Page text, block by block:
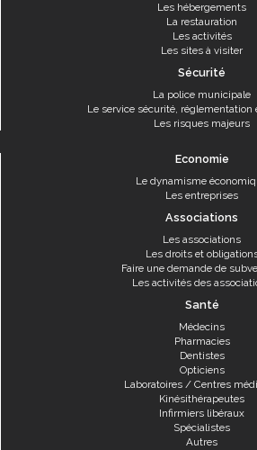
Les hébergements
La restauration
Les activités
Les sites à visiter
Sécurité
La police municipale
Le service sécurité, réglementation
Les risques majeurs
Economie
Le dynamisme
Les entreprises
Associations
Les associations
Les droits et
Faire une demande de
Les activités des
Santé
Médecins
Pharmacies
Dentistes
Opticiens
Laboratoires / Centres
Kinésithérapeutes
Infirmiers libéraux
Spécialistes
Autres